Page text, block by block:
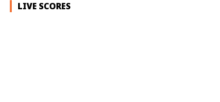
LIVE SCORES